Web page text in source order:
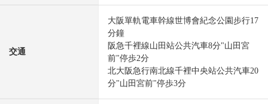
交通
大阪單軌電車幹線世博會紀念公園步行17
分鐘
阪急千裡線山田站公共汽車8分"山田宮
前"停歩2分
北大阪急行南北線千裡中央站公共汽車20
分"山田宮前"停歩3分